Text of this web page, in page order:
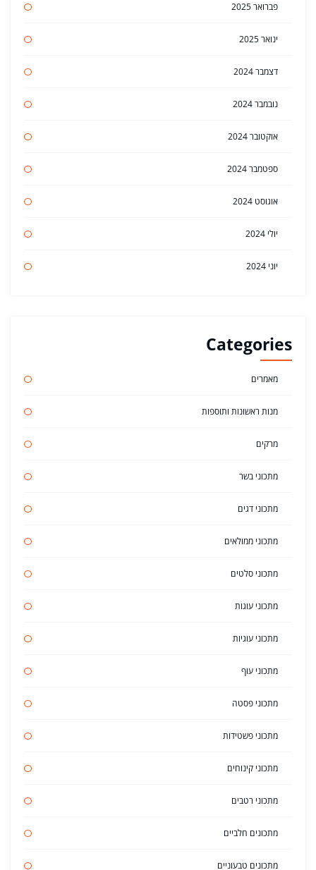
פברואר 2025
ינואר 2025
דצמבר 2024
נובמבר 2024
אוקטובר 2024
ספטמבר 2024
אוגוסט 2024
יולי 2024
יוני 2024
Categories
מאמרים
מנות ראשונות ותוספות
מרקים
מתכוני בשר
מתכוני דגים
מתכוני ממולאים
מתכוני סלטים
מתכוני עוגות
מתכוני עוגיות
מתכוני עוף
מתכוני פסטה
מתכוני פשטידות
מתכוני קינוחים
מתכוני רטבים
מתכונים חלביים
מתכונים טבעוניים